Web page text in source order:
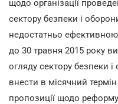
щодо організації
сектору безпеки і
недостатньо
до 30 травня 2015 року
огляду сектору безпеки
внести в місячний
пропозиції щодо